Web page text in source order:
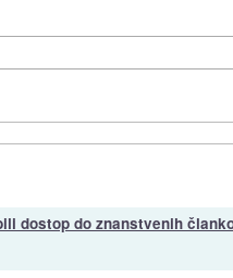
dostop do znanstvenih